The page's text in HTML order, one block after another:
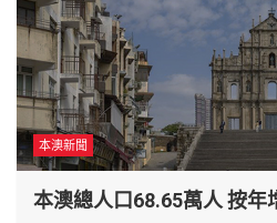
本澳新聞
本澳總人口68.65萬人 按年